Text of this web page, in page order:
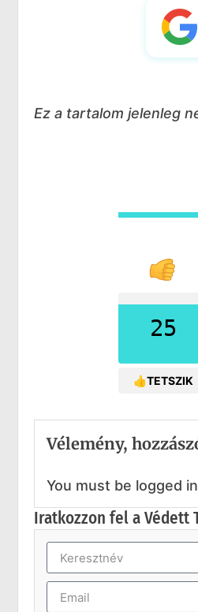
Ez a tartalom jelenleg
25
👍TETSZIK
Vélemény,
You must be logged
Iratkozzon fel a Védett